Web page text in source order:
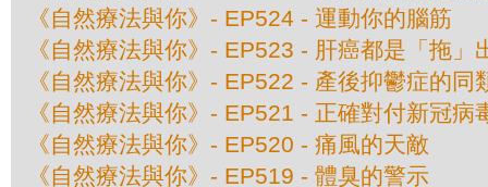
《自然療法與你》- EP524 - 運動你的腦筋
《自然療法與你》- EP523 - 肝癌都是「拖」
《自然療法與你》- EP522 - 產後抑鬱症的同
《自然療法與你》- EP521 - 正確對付新冠病
《自然療法與你》- EP520 - 痛風的天敵
《自然療法與你》- EP519 - 體臭的警示